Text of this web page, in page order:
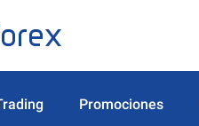
Promociones